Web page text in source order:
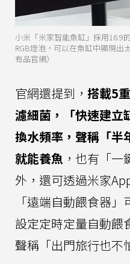
小米「米家智能魚缸」採用16:9
RGB燈泡，可以在魚缸中顯現出
有品官網）
官網還提到， 搭載5
濾細菌，「快速建立
換水頻率，聲稱「半
就能養魚 ，也有「
外，還可透過米家
「遠端自動餵食器
設定定時定量自動餵
聲稱「出門旅行也不